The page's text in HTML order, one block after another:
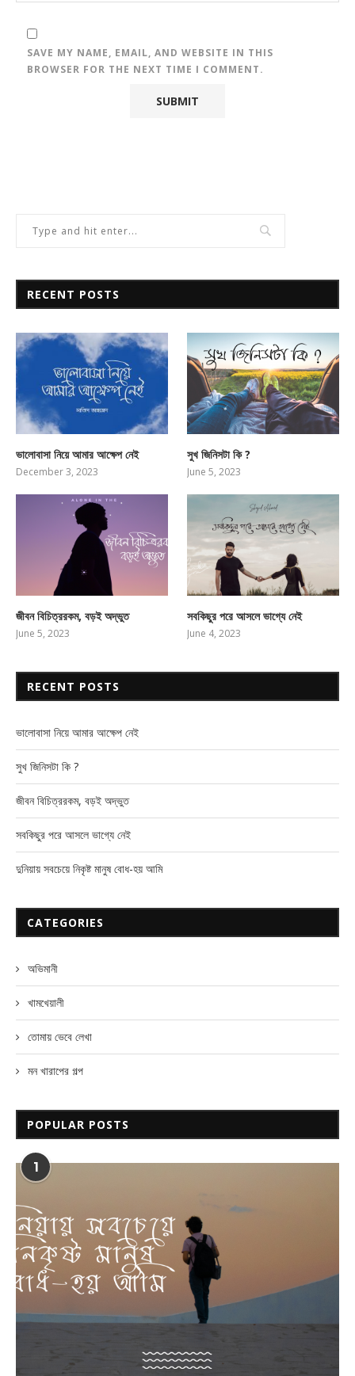
SAVE MY NAME, EMAIL, AND WEBSITE IN THIS
BROWSER FOR THE NEXT TIME I COMMENT.
RECENT POSTS
ভালোবাসা নিয়ে আমার আক্ষেপ নেই
December 3, 2023
সুখ জিনিসটা কি ?
June 5, 2023
জীবন বিচিত্ররকম, বড়ই অদ্ভুত
June 5, 2023
সবকিছুর পরে আসলে ভাগ্যে নেই
June 4, 2023
RECENT POSTS
ভালোবাসা নিয়ে আমার আক্ষেপ নেই
সুখ জিনিসটা কি ?
জীবন বিচিত্ররকম, বড়ই অদ্ভুত
সবকিছুর পরে আসলে ভাগ্যে নেই
দুনিয়ায় সবচেয়ে নিকৃষ্ট মানুষ বোধ-হয় আমি
CATEGORIES
অভিমানী
খামখেয়ালী
তোমায় ভেবে লেখা
মন খারাপের গল্প
POPULAR POSTS
1